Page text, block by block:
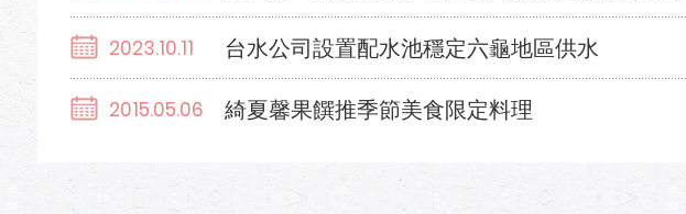
2023.10.11 台水公司設置配水池穩定六龜地區供水
2015.05.06 綺夏馨果饌推季節美食限定料理